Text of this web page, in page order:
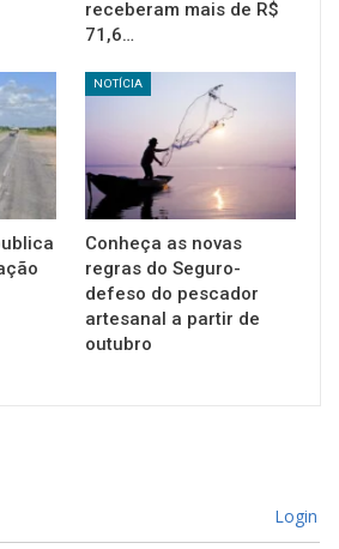
receberam mais de R$
71,6…
NOTÍCIA
Conheça as novas
regras do Seguro-
defeso do pescador
artesanal a partir de
outubro
Login